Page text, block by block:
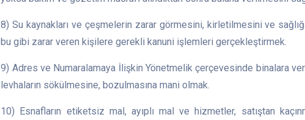
8) Su kaynakları ve çeşmelerin zarar görmesini, kirletilmesini ve
bu gibi zarar veren kişilere gerekli kanuni işlemleri gerçekleştirmek.
9) Adres ve Numaralamaya İlişkin Yönetmelik çerçevesinde binalara
levhaların sökülmesine, bozulmasına mani olmak.
10) Esnafların etiketsiz mal, ayıplı mal ve hizmetler, satıştan